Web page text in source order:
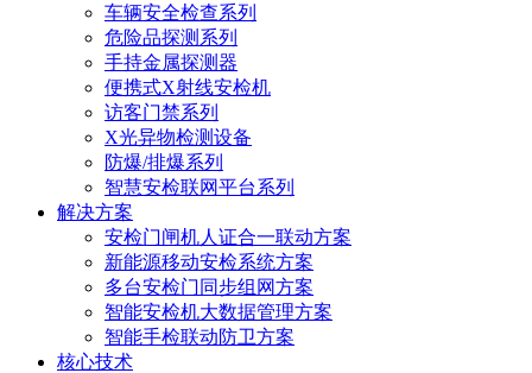
车辆安全检查系列
危险品探测系列
手持金属探测器
便携式X射线安检机
访客门禁系列
X光异物检测设备
防爆/排爆系列
智慧安检联网平台系列
解决方案
安检门闸机人证合一联动方案
新能源移动安检系统方案
多台安检门同步组网方案
智能安检机大数据管理方案
智能手检联动防卫方案
核心技术